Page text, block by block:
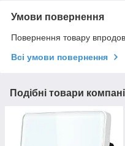
Умови повернення
Повернення товару
Всі умови повернення
Подібні товари